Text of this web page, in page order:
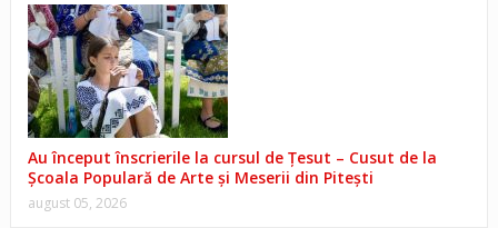
Au început înscrierile la cursul de Țesut – Cusut de la
Școala Populară de Arte și Meserii din Pitești
august 05, 2026